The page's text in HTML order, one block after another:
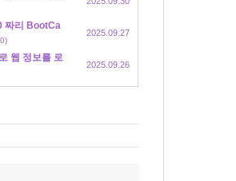
짜리 BootCa
2025.09.27
웹 정보를 로
2025.09.26